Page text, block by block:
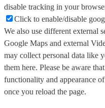
disable tracking in your
Click to enable/disable
We also use different external
Google Maps and external
may collect personal data like
them here. Please be aware
functionality and appearance
once you reload the page.